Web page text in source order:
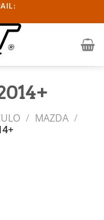
/ MAZDA /